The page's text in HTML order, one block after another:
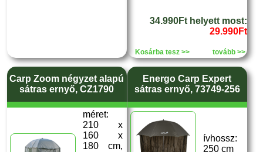
34.990Ft helyett most:
29.990Ft
Kosárba tesz >> tovább >>
Carp Zoom négyzet alapú
sátras ernyő, CZ1790
méret:
210 x
160 x
180 cm,
Energo Carp Expert
sátras ernyő, 73749-256
ívhossz:
250 cm